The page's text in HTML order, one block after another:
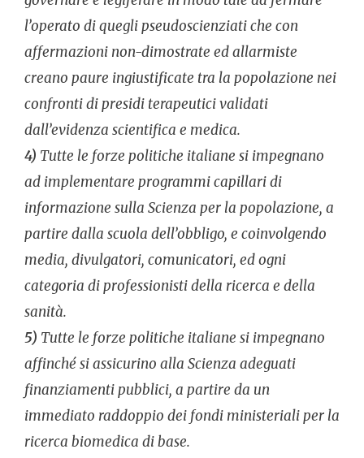
l’operato di quegli pseudoscienziati che con
affermazioni non-dimostrate ed allarmiste
creano paure ingiustificate tra la popolazione nei
confronti di presidi terapeutici validati
dall’evidenza scientifica e medica.
4) Tutte le forze politiche italiane si impegnano
ad implementare programmi capillari di
informazione sulla Scienza per la popolazione, a
partire dalla scuola dell’obbligo, e coinvolgendo
media, divulgatori, comunicatori, ed ogni
categoria di professionisti della ricerca e della
sanità.
5) Tutte le forze politiche italiane si impegnano
affinché si assicurino alla Scienza adeguati
finanziamenti pubblici, a partire da un
immediato raddoppio dei fondi ministeriali per la
ricerca biomedica di base.